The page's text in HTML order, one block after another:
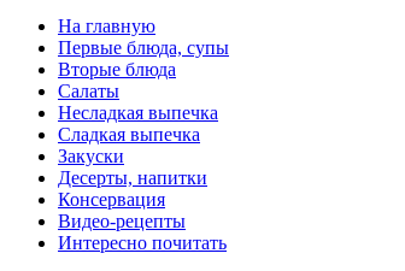
На главную
Первые блюда, супы
Вторые блюда
Салаты
Несладкая выпечка
Сладкая выпечка
Закуски
Десерты, напитки
Консервация
Видео-рецепты
Интересно почитать